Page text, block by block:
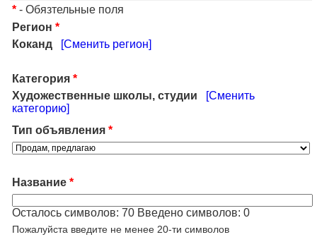
* - Обязтельные поля
Регион *
Коканд
[Сменить регион]
Категория *
Художественные школы, студии
[Сменить
категорию]
Тип объявления *
Название *
Осталось символов: 70 Введено символов: 0
Пожалуйста введите не менее 20-ти символов